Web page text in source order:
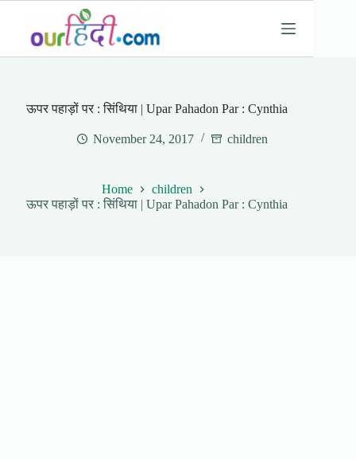
content
ऊपर पहाड़ों पर : सिंथिया | Upar Pahadon Par : Cynthia
November 24, 2017 children
Home
children
ऊपर पहाड़ों पर : सिंथिया | Upar Pahadon Par : Cynthia